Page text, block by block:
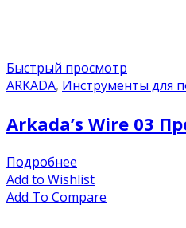
Быстрый просмотр
ARKADA, Инструменты для
Arkada’s Wire 03
Подробнее
Add to Wishlist
Add To Compare